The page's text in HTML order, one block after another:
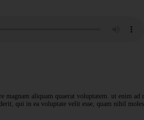
aliquam quaerat voluptatem. ut enim ad
qui in ea voluptate velit esse, quam nihil